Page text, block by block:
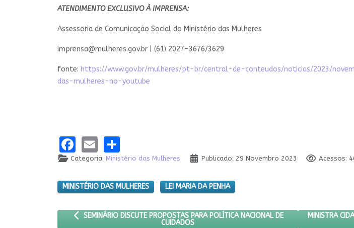
ATENDIMENTO EXCLUSIVO À IMPRENSA:
Assessoria de Comunicação Social do Ministério das Mulheres
imprensa@mulheres.gov.br | (61) 2027-3676/3629
fonte: https://www.gov.br/mulheres/pt-br/central-de-conteudos/noticias/2023/
das-mulheres-no-youtube
Facebook
Email
Categoria: Ministério das Mulheres Publicado: 29 Novembro 2023 Acessos:
MINISTÉRIO DAS MULHERES LEI MARIA DA PENHA
ARTIGO ANTERIOR: SEMINÁRIO DISCUTE PROPOSTAS PARA POLÍTICA NACIONAL DE
SEMINÁRIO DISCUTE PROPOSTAS PARA POLÍTICA NACIONAL DE
CUIDADOS
PRÓXIMO
MINISTRA